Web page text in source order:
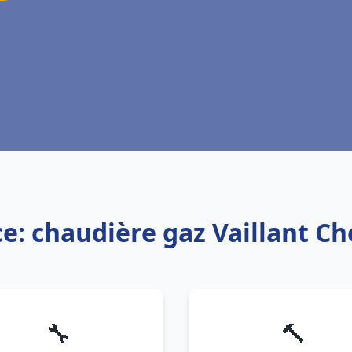
chaudière gaz Vaillant
🔧 🔨